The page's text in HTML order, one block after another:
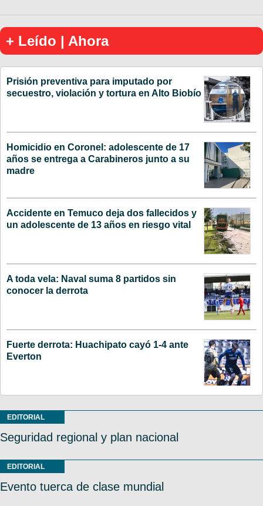
+ Leído | Ahora
Prisión preventiva para imputado por
secuestro, violación y tortura en Alto Biobío
Homicidio en Coronel: adolescente de 17
años se entrega a Carabineros junto a su
madre
Accidente en Temuco deja dos fallecidos y
un adolescente de 13 años en riesgo vital
A toda vela: Naval suma 8 partidos sin
conocer la derrota
Fuerte derrota: Huachipato cayó 1-4 ante
Everton
EDITORIAL
Seguridad regional y plan nacional
EDITORIAL
Evento tuerca de clase mundial